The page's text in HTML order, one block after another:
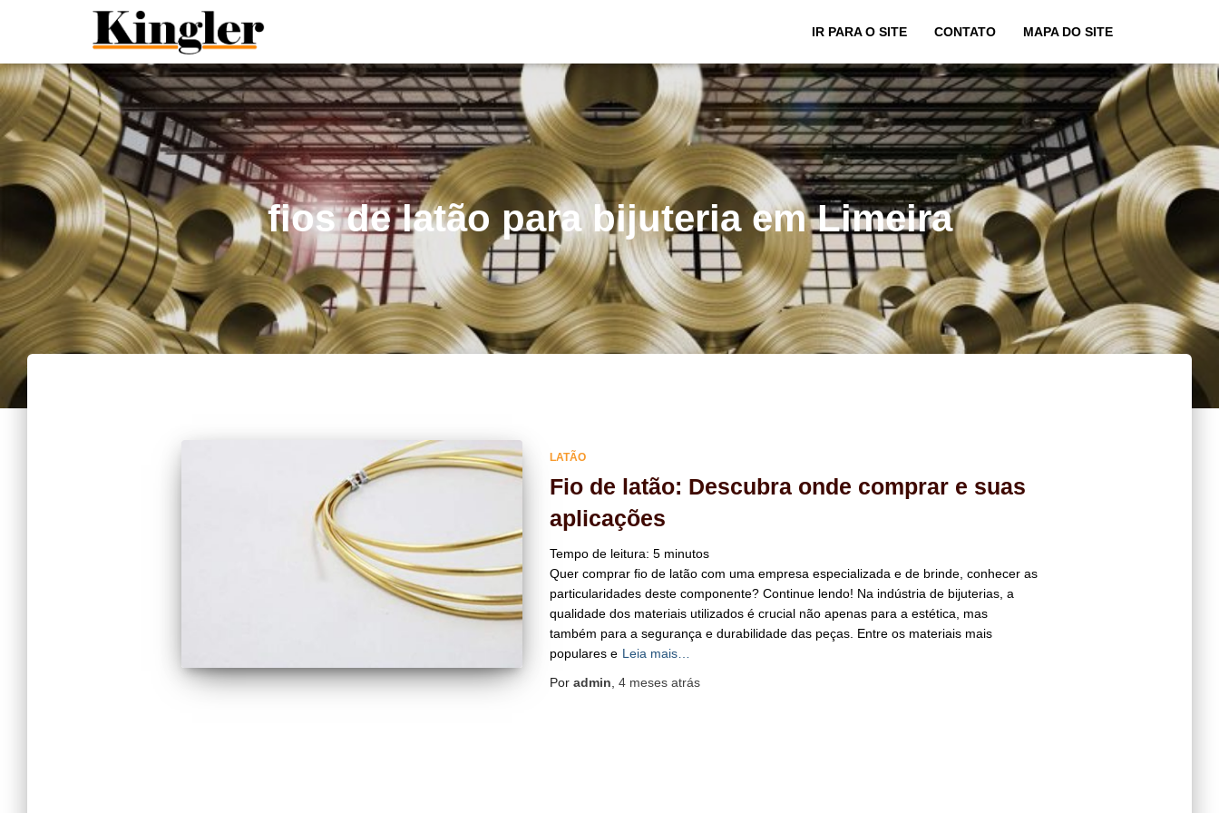
IR PARA O SITE
CONTATO MAPA DO SITE
fios de latão para bijuteria em Limeira
LATÃO
Fio de latão: Descubra onde comprar e suas
aplicações
Tempo de leitura: 5 minutos
Quer comprar fio de latão com uma empresa especializada e de brinde, conhecer as
particularidades deste componente? Continue lendo! Na indústria de bijuterias, a
qualidade dos materiais utilizados é crucial não apenas para a estética, mas
também para a segurança e durabilidade das peças. Entre os materiais mais
populares e Leia mais…
Por admin 4 mesesatrás